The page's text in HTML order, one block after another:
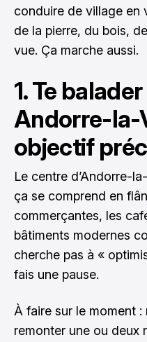
conduire de village en
de la pierre, du bois,
vue. Ça marche aussi.
1. Te
Andorre-la-
objectif
Le centre d’Andorre-
ça se comprend en
commerçantes, les
bâtiments modernes
cherche pas à «
fais une pause.
À faire sur le moment
remonter une ou deux